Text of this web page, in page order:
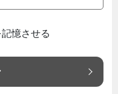
憶させる